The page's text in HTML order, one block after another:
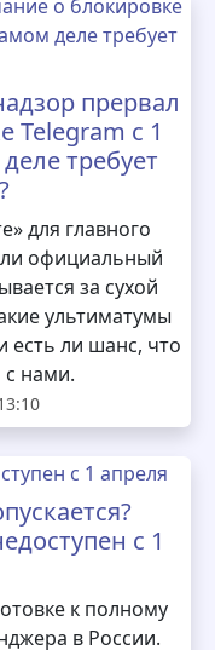
прервал
Telegram с 1
требует
для главного
официальный
за сухой
ультиматумы
есть ли шанс, что
с нами.
с 1
к полному
в России.